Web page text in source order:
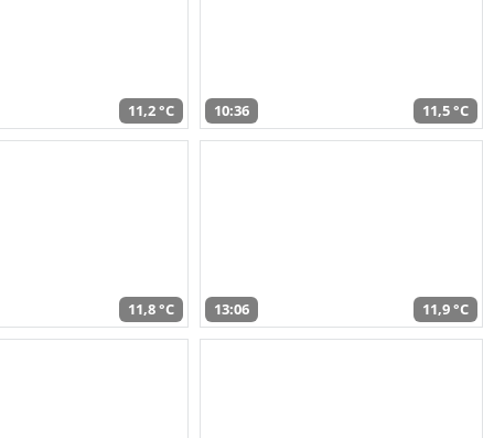
11,2 °C 10:36 11,5 °C
11,8 °C 13:06 11,9 °C